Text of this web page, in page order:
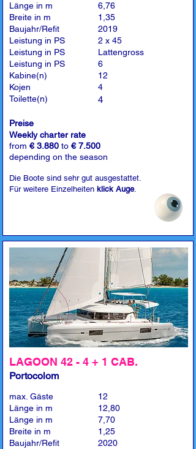
Länge in m
Breite in m
Baujahr/Refit
Leistung in PS
Leistung in PS
Leistung in PS
Kabine(n)
Kojen
Toilette(n)
6,76
1,35
2019
2 x 45
Lattengross
6
12
4
4
Preise
Weekly charter rate
from € 3.880 to € 7.500
depending on the season
Die Boote sind sehr gut ausgestattet.
Für weitere Einzelheiten klick Auge.
LAGOON 42 - 4 + 1 CAB.
Portocolom
max. Gäste
Länge in m
Länge in m
Breite in m
Baujahr/Refit
12
12,80
7,70
1,25
2020